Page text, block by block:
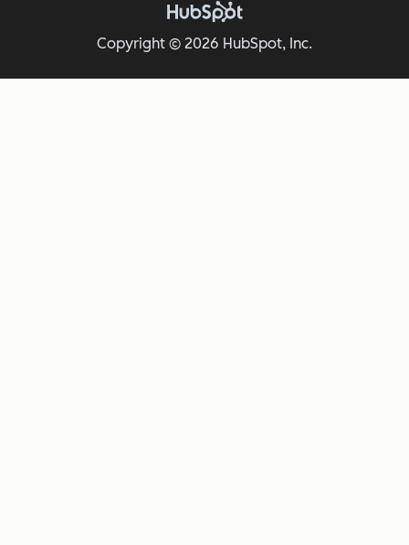
Copyright © 2026 HubSpot, Inc.